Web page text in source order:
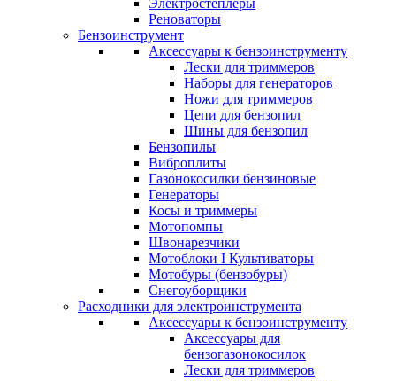
Электростеплеры
Реноваторы
Бензоинструмент
Аксессуары к бензоинструменту
Лески для триммеров
Наборы для генераторов
Ножи для триммеров
Цепи для бензопил
Шины для бензопил
Бензопилы
Виброплиты
Газонокосилки бензиновые
Генераторы
Косы и триммеры
Мотопомпы
Швонарезчики
Мотоблоки I Культиваторы
Мотобуры (бензобуры)
Снегоуборщики
Расходники для электроинструмента
Аксессуары к бензоинструменту
Аксессуары для
бензогазонокосилок
Лески для триммеров